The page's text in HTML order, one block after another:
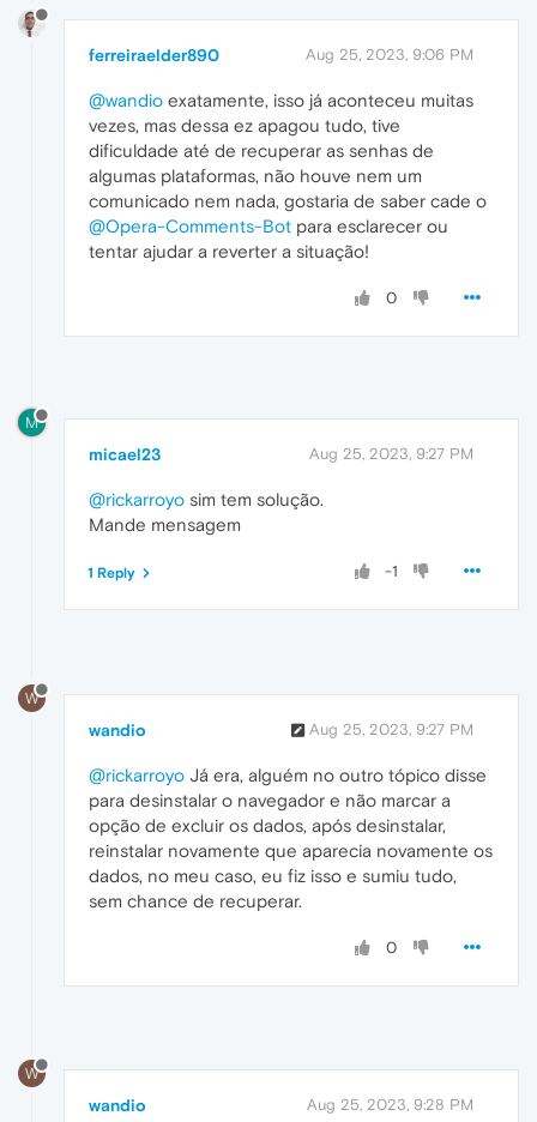
ferreiraelder890 Aug 25, 2023, 9:06 PM
@wandio exatamente, isso já aconteceu muitas
vezes, mas dessa ez apagou tudo, tive
dificuldade até de recuperar as senhas de
algumas plataformas, não houve nem um
comunicado nem nada, gostaria de saber cade o
@Opera-Comments-Bot para esclarecer ou
tentar ajudar a reverter a situação!
0
M
micael23 Aug 25, 2023, 9:27 PM
@rickarroyo sim tem solução.
Mande mensagem
-1
1 Reply
W
wandio Aug 25, 2023, 9:27 PM
@rickarroyo Já era, alguém no outro tópico disse
para desinstalar o navegador e não marcar a
opção de excluir os dados, após desinstalar,
reinstalar novamente que aparecia novamente os
dados, no meu caso, eu fiz isso e sumiu tudo,
sem chance de recuperar.
0
W
wandio Aug 25, 2023, 9:28 PM